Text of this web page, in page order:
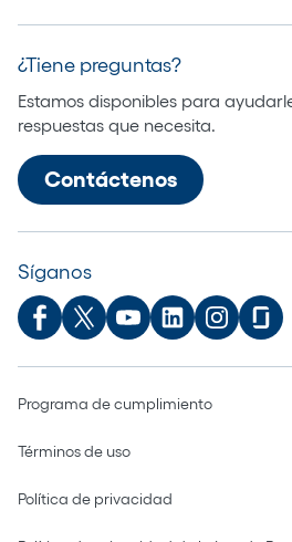
¿Tiene preguntas?
Estamos disponibles para
respuestas que necesita.
Contáctenos
Síganos
Programa de cumplimiento
Términos de uso
Política de privacidad